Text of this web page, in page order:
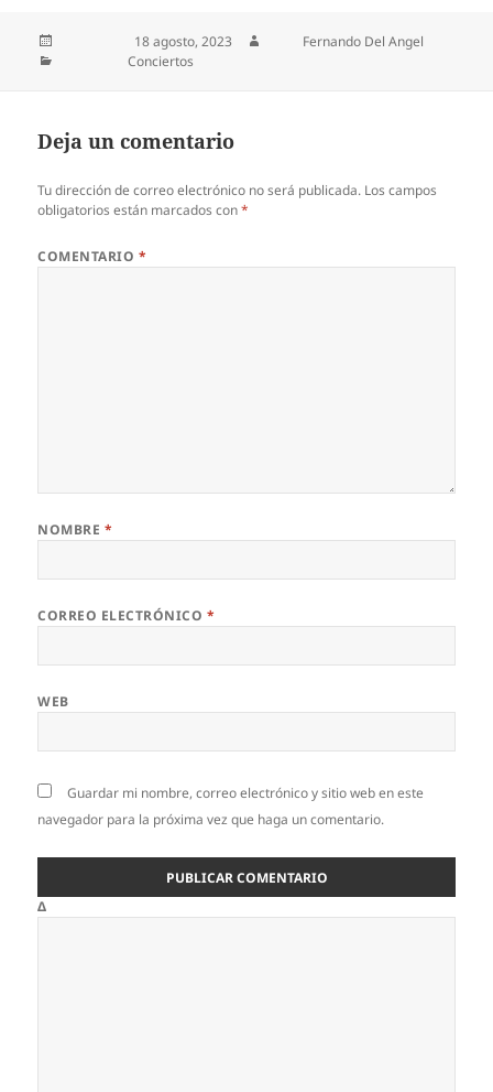
18 agosto, 2023
Fernando Del Angel
CategoríasConciertos
Deja un comentario
Tu dirección de correo electrónico no será publicada. Los campos
obligatorios están marcados con*
COMENTARIO *
NOMBRE *
CORREO ELECTRÓNICO *
WEB
Guardar mi nombre, correo electrónico y sitio web en este
navegador para la próxima vez que haga un comentario.
Δ